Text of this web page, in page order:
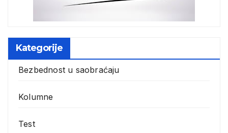
Kategorije
Bezbednost u saobraćaju
Kolumne
Test